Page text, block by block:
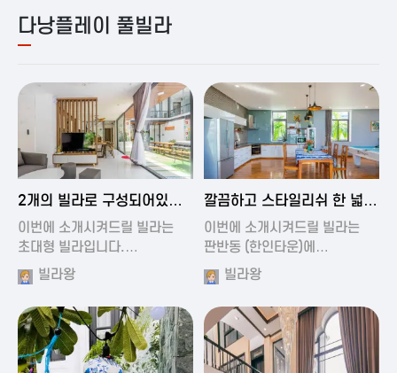
다낭플레이 풀빌라
2024-11-19 00:54
2개의 빌라로 구성되어있는
대형 풀빌…
이번에 소개시켜드릴 빌라는
초대형 빌라입니다.…
빌라왕
2024-11-19 01:27
깔끔하고 스타일리쉬 한 넓은
풀빌라
이번에 소개시켜드릴 빌라는
판반동 (한인타운)에…
빌라왕